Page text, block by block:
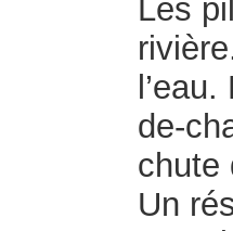
Les
de-
chute
Un